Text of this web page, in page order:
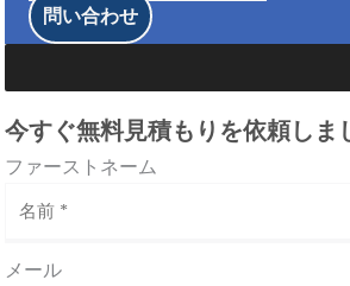
問い合わせ
今すぐ無料見積もりを依頼しま
ファーストネーム
メール